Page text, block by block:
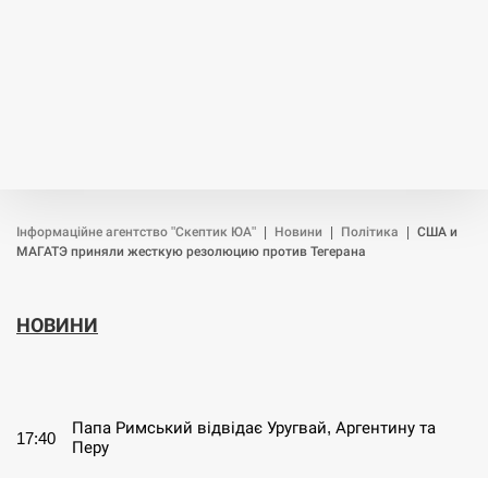
Інформаційне агентство "Скептик ЮА" Новини Політика
США и
МАГАТЭ приняли жесткую резолюцию против Тегерана
НОВИНИ
17:40
Папа Римський відвідає Уругвай, Аргентину та
Перу